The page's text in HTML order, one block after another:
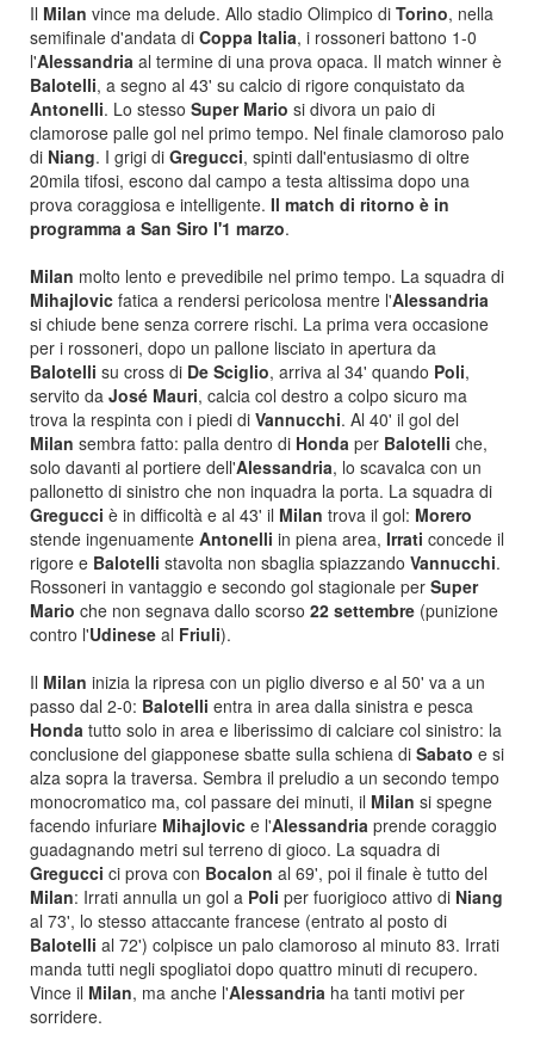
Il Milan vince ma delude. Allo stadio Olimpico di Torino, nella
semifinale d'andata di Coppa Italia, i rossoneri battono 1-0
l'Alessandria al termine di una prova opaca. Il match winner è
Balotelli, a segno al 43' su calcio di rigore conquistato da
Antonelli. Lo stesso Super Mario si divora un paio di
clamorose palle gol nel primo tempo. Nel finale clamoroso palo
di Niang. I grigi di Gregucci, spinti dall'entusiasmo di oltre
20mila tifosi, escono dal campo a testa altissima dopo una
prova coraggiosa e intelligente. Il match di ritorno è in
programma a San Siro l'1 marzo.
Milan molto lento e prevedibile nel primo tempo. La squadra di
Mihajlovic fatica a rendersi pericolosa mentre l'Alessandria
si chiude bene senza correre rischi. La prima vera occasione
per i rossoneri, dopo un pallone lisciato in apertura da
Balotelli su cross di De Sciglio, arriva al 34' quando Poli,
servito da José Mauri, calcia col destro a colpo sicuro ma
trova la respinta con i piedi di Vannucchi. Al 40' il gol del
Milan sembra fatto: palla dentro di Honda per Balotelli che,
solo davanti al portiere dell'Alessandria, lo scavalca con un
pallonetto di sinistro che non inquadra la porta. La squadra di
Gregucci è in difficoltà e al 43' il Milan trova il gol: Morero
stende ingenuamente Antonelli in piena area, Irrati concede il
rigore e Balotelli stavolta non sbaglia spiazzando Vannucchi.
Rossoneri in vantaggio e secondo gol stagionale per Super
Mario che non segnava dallo scorso 22 settembre (punizione
contro l'Udinese al Friuli).
Il Milan inizia la ripresa con un piglio diverso e al 50' va a un
passo dal 2-0: Balotelli entra in area dalla sinistra e pesca
Honda tutto solo in area e liberissimo di calciare col sinistro: la
conclusione del giapponese sbatte sulla schiena di Sabato e si
alza sopra la traversa. Sembra il preludio a un secondo tempo
monocromatico ma, col passare dei minuti, il Milan si spegne
facendo infuriare Mihajlovic e l'Alessandria prende coraggio
guadagnando metri sul terreno di gioco. La squadra di
Gregucci ci prova con Bocalon al 69', poi il finale è tutto del
Milan: Irrati annulla un gol a Poli per fuorigioco attivo di Niang
al 73', lo stesso attaccante francese (entrato al posto di
Balotelli al 72') colpisce un palo clamoroso al minuto 83. Irrati
manda tutti negli spogliatoi dopo quattro minuti di recupero.
Vince il Milan, ma anche l'Alessandria ha tanti motivi per
sorridere.